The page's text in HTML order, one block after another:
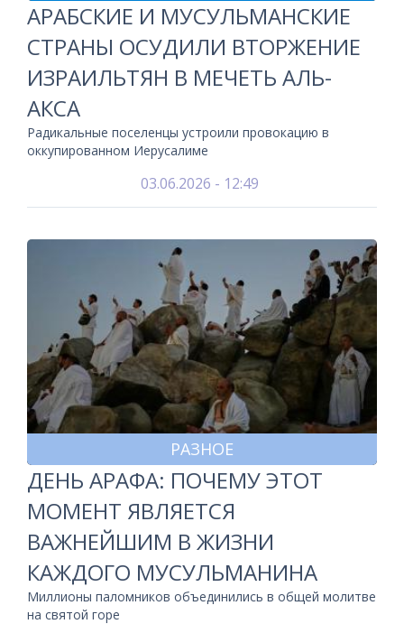
АРАБСКИЕ И МУСУЛЬМАНСКИЕ
СТРАНЫ ОСУДИЛИ ВТОРЖЕНИЕ
ИЗРАИЛЬТЯН В МЕЧЕТЬ АЛЬ-
АКСА
Радикальные поселенцы устроили провокацию в
оккупированном Иерусалиме
03.06.2026 - 12:49
РАЗНОЕ
ДЕНЬ АРАФА: ПОЧЕМУ ЭТОТ
МОМЕНТ ЯВЛЯЕТСЯ
ВАЖНЕЙШИМ В ЖИЗНИ
КАЖДОГО МУСУЛЬМАНИНА
Миллионы паломников объединились в общей молитве
на святой горе